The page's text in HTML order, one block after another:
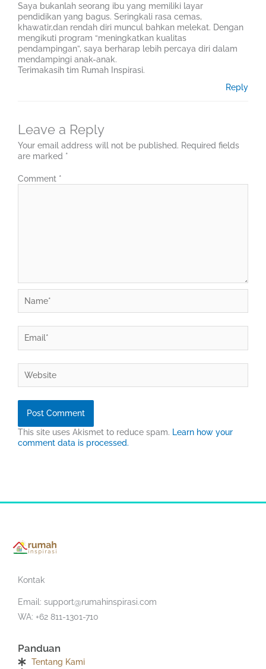
Saya bukanlah seorang ibu yang memiliki layar
pendidikan yang bagus. Seringkali rasa cemas,
khawatir,dan rendah diri muncul bahkan melekat. Dengan
mengikuti program “meningkatkan kualitas
pendampingan”, saya berharap lebih percaya diri dalam
mendampingi anak-anak.
Terimakasih tim Rumah Inspirasi.
Reply
Leave a Reply
Your email address will not be published. Required fields
are marked *
Comment *
This site uses Akismet to reduce spam. Learn how your
comment data is processed.
Kontak
Email: support@rumahinspirasi.com
WA: +62 811-1301-710
Panduan
Tentang Kami